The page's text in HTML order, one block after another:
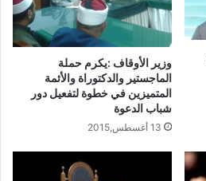
وزير الأوقاف :يكرم حملة
الماجستير والدكتوراة والأئمة
المتميزين في خطوة لتفعيل دور
شباب الدعوة
13 أغسطس,2015